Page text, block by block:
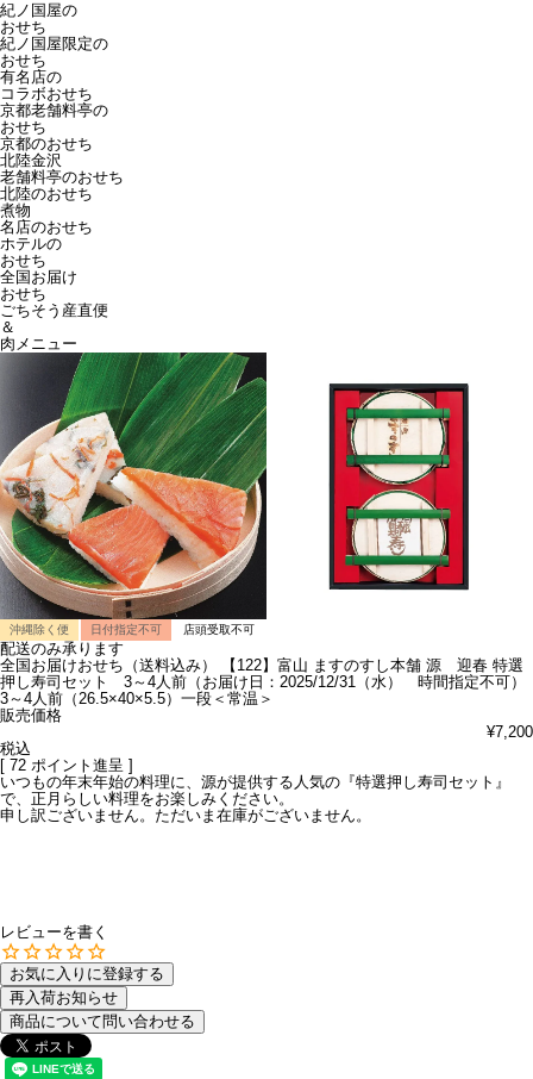
紀ノ国屋の
おせち
紀ノ国屋限定の
おせち
有名店の
コラボおせち
京都老舗料亭の
おせち
京都のおせち
北陸金沢
老舗料亭のおせち
北陸のおせち
煮物
名店のおせち
ホテルの
おせち
全国お届け
おせち
ごちそう産直便
＆
肉メニュー
沖縄除く便 日付指定不可 店頭受取不可
配送のみ承ります
全国お届けおせち（送料込み）
【122】富山 ますのすし本舗 源 迎春 特選
押し寿司セット 3～4人前（お届け日：2025/12/31（水） 時間指定不可）
3～4人前（26.5×40×5.5）一段＜常温＞
販売価格
¥7,200
税込
[ 72 ポイント進呈 ]
いつもの年末年始の料理に、源が提供する人気の『特選押し寿司セット』
で、正月らしい料理をお楽しみください。
申し訳ございません。ただいま在庫がございません。
レビューを書く
お気に入りに登録する
再入荷お知らせ
商品について問い合わせる